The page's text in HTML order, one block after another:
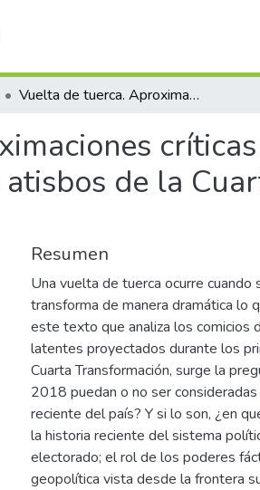
Vuelta de tuerca. Aproximaciones críticas sobre el proceso electoral 2017-2018 y primeros atisbos de la Cuarta Transformación en Chiapas y México
de la
Resumen
Una vuelta de tuerca ocurre
transforma de manera dramática lo
este texto que analiza los
latentes proyectados durante los
Cuarta Transformación, surge la
2018 puedan o no ser
reciente del país? Y si lo son, ¿en
la historia reciente del sistema
electorado; el rol de los poderes
geopolítica vista desde la frontera